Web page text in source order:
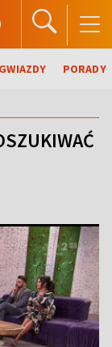
GWIAZDY PORADY